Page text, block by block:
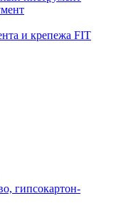
и крепежа FIT
гипсокартон-